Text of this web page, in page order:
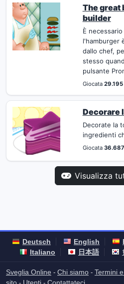
The great
builder
È
l'hamburger
dallo chef,
stesso
pulsante
Giocata 29.195
Decorare
Decorate la
ingredienti
Giocata 36.687
Visualizza
Deutsch English
Italiano
日本語
Sveglia Online - Chi siamo - Termini